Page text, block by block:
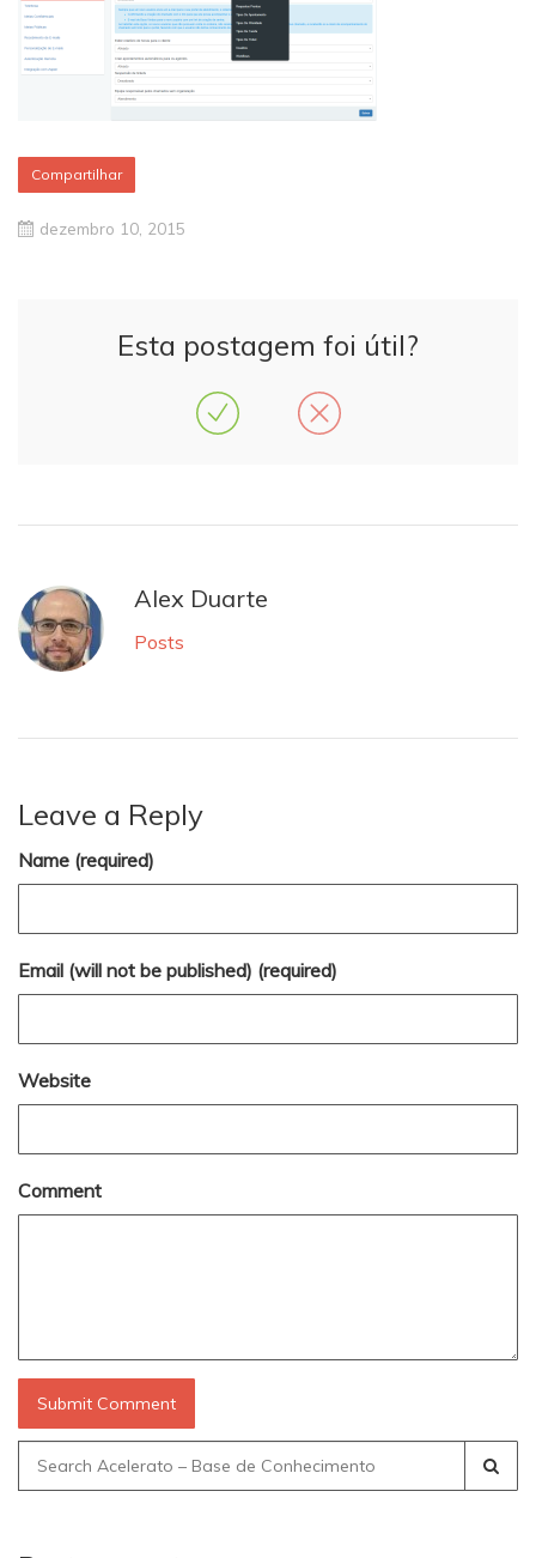
Compartilhar
dezembro 10, 2015
Esta postagem foi útil?
Alex Duarte
Posts
Leave a Reply
Name (required)
Email (will not be published) (required)
Website
Comment
Search
for: